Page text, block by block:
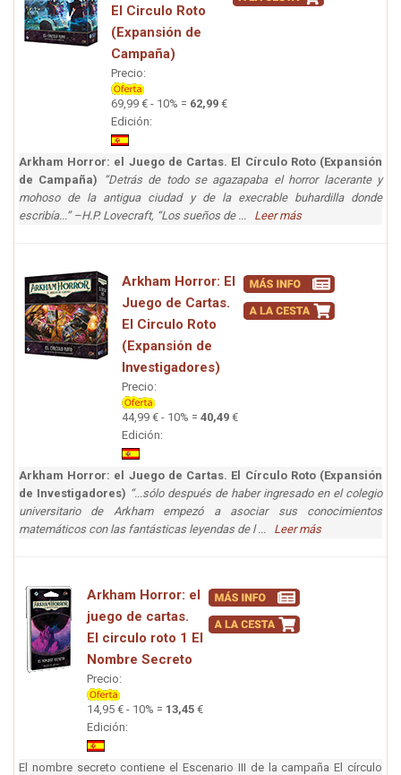
El Circulo Roto
(Expansión de
Campaña)
Precio:
69,99 € - 10% = 62,99 €
Edición:
Arkham Horror: el Juego de Cartas. El Círculo Roto (Expansión
de Campaña)
“Detrás de todo se agazapaba el horror lacerante y
mohoso de la antigua ciudad y de la execrable buhardilla donde
escribía...” –H.P. Lovecraft, “Los sueños de ... Leer más
Arkham Horror: El
Juego de Cartas.
El Circulo Roto
(Expansión de
Investigadores)
Precio:
44,99 € - 10% = 40,49 €
Edición:
Arkham Horror: el Juego de Cartas. El Círculo Roto (Expansión
de Investigadores) “...sólo después de haber ingresado en el colegio
universitario de Arkham empezó a asociar sus conocimientos
matemáticos con las fantásticas leyendas de l ... Leer más
Arkham Horror: el
juego de cartas.
El circulo roto 1 El
Nombre Secreto
Precio:
14,95 € - 10% = 13,45 €
Edición:
El nombre secreto contiene el Escenario III de la campaña El círculo